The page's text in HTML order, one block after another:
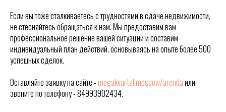
Если вы тоже сталкиваетесь с трудностями в сдаче недвижимости,
не стесняйтесь обращаться к нам. Мы предоставим вам
профессиональное решение вашей ситуации и составим
индивидуальный план действий, основываясь на опыте более 500
успешных сделок.
Оставляйте заявку на сайте -megakvartal.moscow/arendaили
звоните по телефону - 84993902434.